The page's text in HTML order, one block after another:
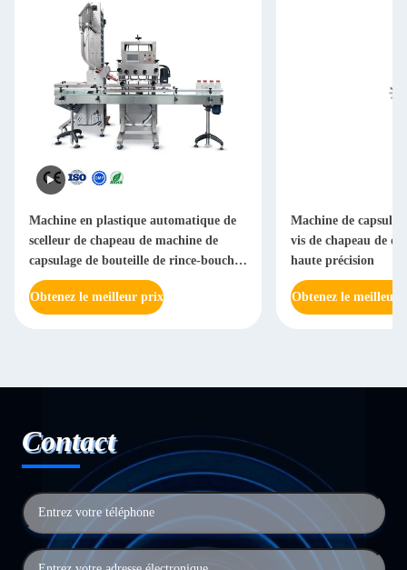
Machine en plastique automatique de
scelleur de chapeau de machine de
capsulage de bouteille de rince-bouche
avec le contrôle de PLC
Obtenez le meilleur prix
Machine de
vis de chapeau de
haute précision
Obtenez le meilleur
Contact